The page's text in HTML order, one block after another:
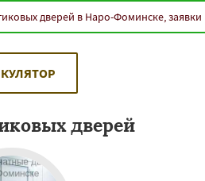
дверей в Наро-Фоминске, заявки
дверей